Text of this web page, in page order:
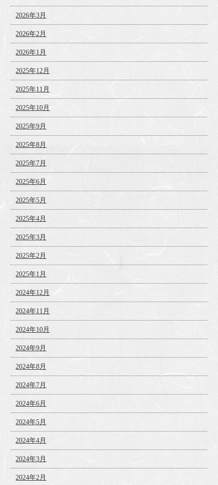
2026年3月
2026年2月
2026年1月
2025年12月
2025年11月
2025年10月
2025年9月
2025年8月
2025年7月
2025年6月
2025年5月
2025年4月
2025年3月
2025年2月
2025年1月
2024年12月
2024年11月
2024年10月
2024年9月
2024年8月
2024年7月
2024年6月
2024年5月
2024年4月
2024年3月
2024年2月